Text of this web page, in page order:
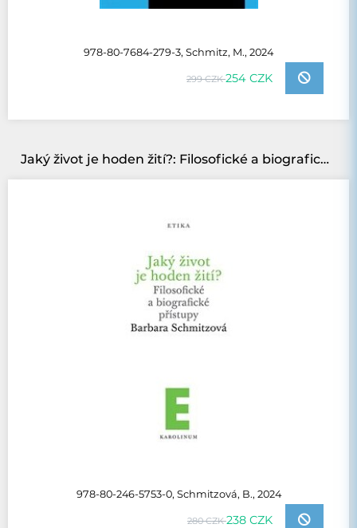
978-80-7684-279-3, Schmitz, M., 2024
299 CZK254 CZK
Jaký život je hoden žití?: Filosofické a biografické přístupy
978-80-246-5753-0, Schmitzová, B., 2024
280 CZK238 CZK